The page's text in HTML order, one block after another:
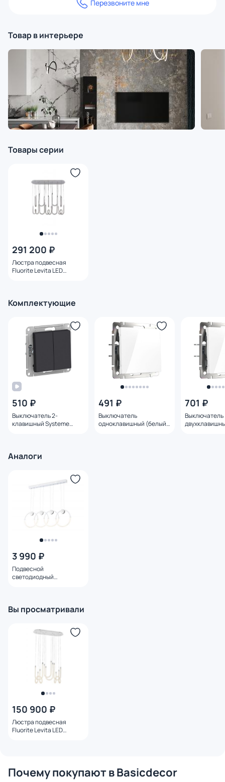
Перезвоните мне
Товар в интерьере
Товары серии
291 200 ₽
Люстра подвесная
Fluorite Levita LED
Комплектующие
510 ₽
Выключатель 2-
клавишный Systeme
491 ₽
Выключатель
одноклавишный (белый)
701 ₽
Выключатель
Аналоги
3 990 ₽
Подвесной
светодиодный
Вы просматривали
150 900 ₽
Люстра подвесная
Fluorite Levita LED
Почему покупают в Basicdecor